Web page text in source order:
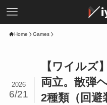
Home Games
【ワイルズ
両立。散弾
2種類（回避
2026
6/21